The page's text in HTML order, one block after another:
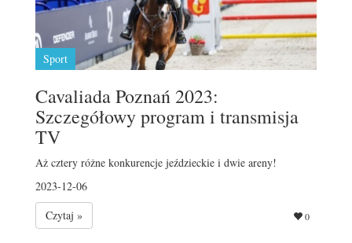
Sport
Cavaliada Poznań 2023:
Szczegółowy program i transmisja
TV
Aż cztery różne konkurencje jeździeckie i dwie areny!
2023-12-06
Czytaj »
0